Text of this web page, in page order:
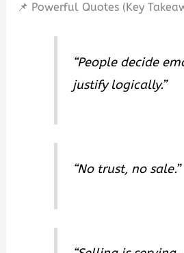
📌 Powerful Quotes (Key
“People decide
justify logically.”
“No trust, no sale.”